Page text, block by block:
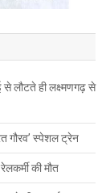
लौटते ही लक्ष्मणगढ़ से
गौरव’ स्पेशल ट्रेन
की मौत